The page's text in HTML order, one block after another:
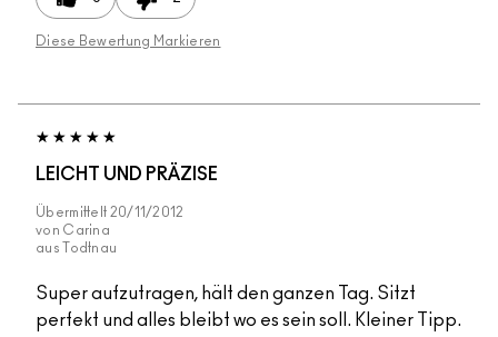
Diese Bewertung Markieren
LEICHT UND PRÄZISE
Übermittelt 20/11/2012
von Carina
aus
Todtnau
Super aufzutragen, hält den ganzen Tag. Sitzt
perfekt und alles bleibt wo es sein soll. Kleiner Tipp.